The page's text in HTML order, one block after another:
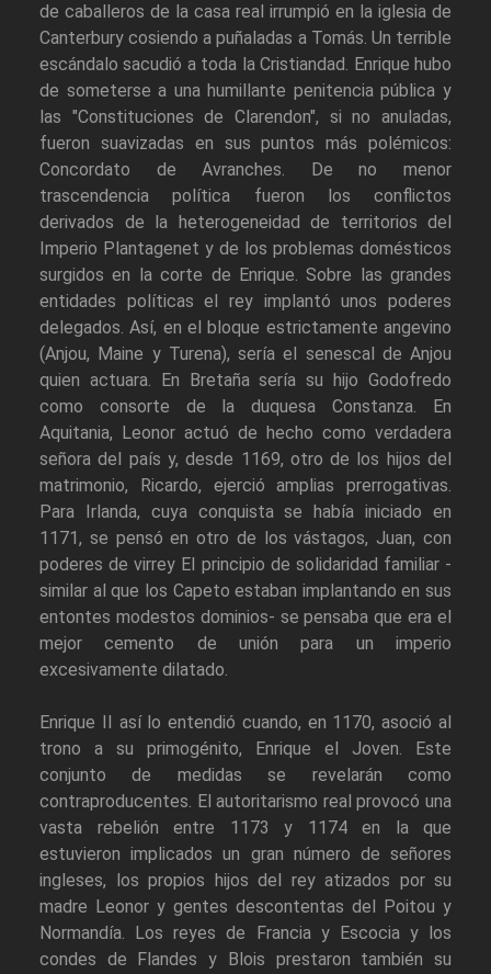
de caballeros de la casa real irrumpió en la iglesia de
Canterbury cosiendo a puñaladas a Tomás. Un terrible
escándalo sacudió a toda la Cristiandad. Enrique hubo
de someterse a una humillante penitencia pública y
las "Constituciones de Clarendon", si no anuladas,
fueron suavizadas en sus puntos más polémicos:
Concordato de Avranches. De no menor
trascendencia política fueron los conflictos
derivados de la heterogeneidad de territorios del
Imperio Plantagenet y de los problemas domésticos
surgidos en la corte de Enrique. Sobre las grandes
entidades políticas el rey implantó unos poderes
delegados. Así, en el bloque estrictamente angevino
(Anjou, Maine y Turena), sería el senescal de Anjou
quien actuara. En Bretaña sería su hijo Godofredo
como consorte de la duquesa Constanza. En
Aquitania, Leonor actuó de hecho como verdadera
señora del país y, desde 1169, otro de los hijos del
matrimonio, Ricardo, ejerció amplias prerrogativas.
Para Irlanda, cuya conquista se había iniciado en
1171, se pensó en otro de los vástagos, Juan, con
poderes de virrey El principio de solidaridad familiar -
similar al que los Capeto estaban implantando en sus
entontes modestos dominios- se pensaba que era el
mejor cemento de unión para un imperio
excesivamente dilatado.
Enrique II así lo entendió cuando, en 1170, asoció al
trono a su primogénito, Enrique el Joven. Este
conjunto de medidas se revelarán como
contraproducentes. El autoritarismo real provocó una
vasta rebelión entre 1173 y 1174 en la que
estuvieron implicados un gran número de señores
ingleses, los propios hijos del rey atizados por su
madre Leonor y gentes descontentas del Poitou y
Normandía. Los reyes de Francia y Escocia y los
condes de Flandes y Blois prestaron también su